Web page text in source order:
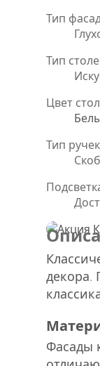
Тип
Тип
Цвет
Тип ручек
декора.
Фасады